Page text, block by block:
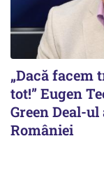
„Dacă facem
tot!” Eugen
Green Deal-
României